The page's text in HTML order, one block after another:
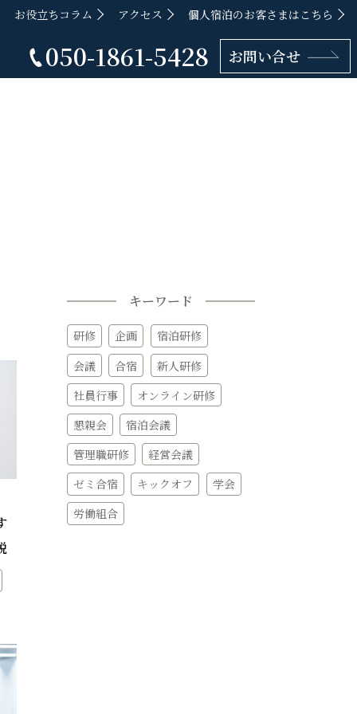
お役立ちコラム アクセス 個人宿泊のお客さまはこちら
050-1861-5428 お問い合せ
キーワード
研修 企画
宿泊研修
会議
合宿
新人研修
社員行事
オンライン研修
懇親会
宿泊会議
管理職研修
経営会議
ゼミ合宿
キックオフ
学会
労働組合